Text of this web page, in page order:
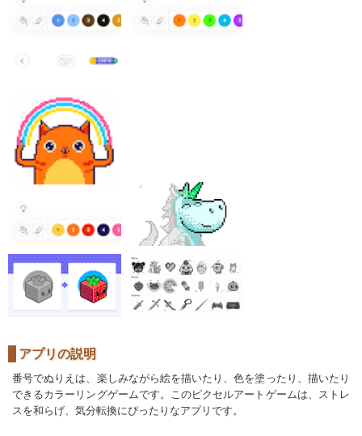
アプリの説明
番号でぬりえは、楽しみながら絵を描いたり、色を塗ったり、描いたり
できるカラーリングゲームです。このピクセルアートゲームは、ストレ
スを和らげ、気分転換にぴったりなアプリです。